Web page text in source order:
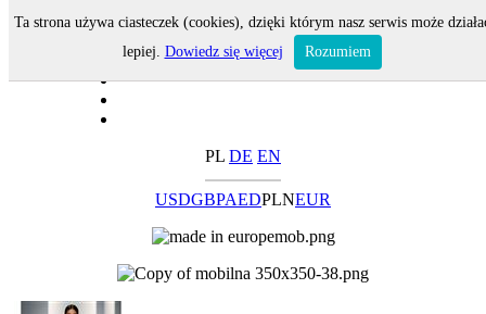
PL DE EN
USDGBPAEDPLNEUR
Ta strona używa ciasteczek (cookies), dzięki którym nasz serwis może
lepiej. Dowiedz się więcej Rozumiem